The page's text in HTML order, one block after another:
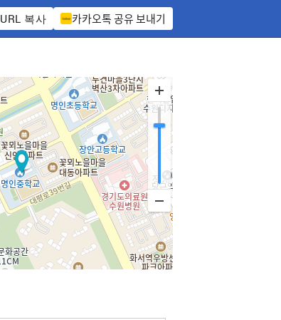
URL 복사 카카오톡 공유 보내기